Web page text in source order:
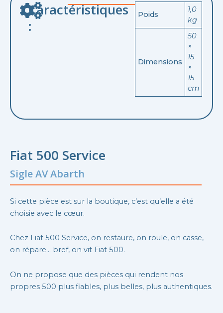
Caractéristiques
:
Poids
1,0
kg
Dimensions
50
×
15
×
15
cm
Fiat 500 Service
Sigle AV Abarth
Si cette pièce est sur la boutique, c’est qu’elle a été
choisie avec le cœur.
Chez Fiat 500 Service, on restaure, on roule, on casse,
on répare… bref, on vit Fiat 500.
On ne propose que des pièces qui rendent nos
propres 500 plus fiables, plus belles, plus authentiques.